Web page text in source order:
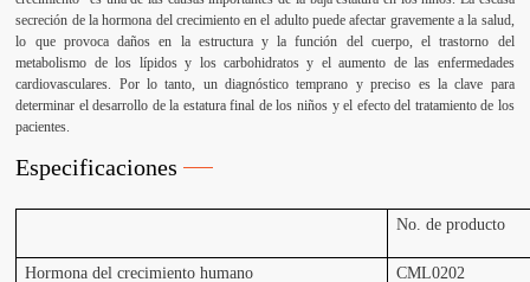
secreción de la hormona del crecimiento en el adulto puede afectar gravemente a la salud,
lo que provoca daños en la estructura y la función del cuerpo, el trastorno del
metabolismo de los lípidos y los carbohidratos y el aumento de las enfermedades
cardiovasculares. Por lo tanto, un diagnóstico temprano y preciso es la clave para
determinar el desarrollo de la estatura final de los niños y el efecto del tratamiento de los
pacientes.
Especificaciones
No. de producto
Hormona del crecimiento humano
CML0202